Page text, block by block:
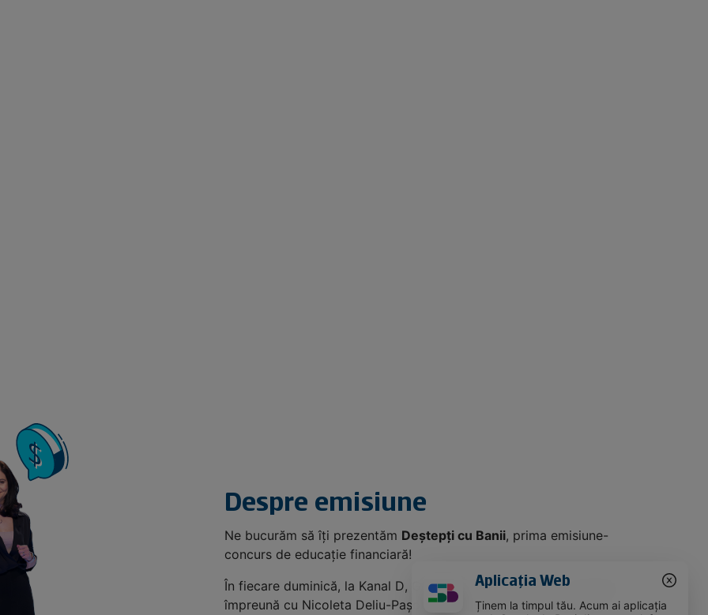
Despre emisiune
Ne bucurăm să îți prezentăm Deștepți cu Banii, prima emisiune-
concurs de educație financiară!
În fiecare duminică, la Kanal D, Grațiela Duban și Vladimir Drăghia,
împreună cu Nicoleta Deliu-Pașol, sau Profa de Bani, îți testează
Aplicația Web
Ținem la timpul tău. Acum ai aplicația